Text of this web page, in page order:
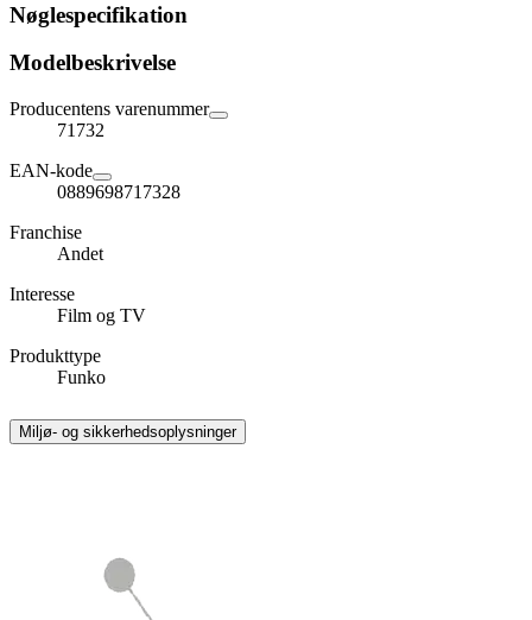
Nøglespecifikation
Modelbeskrivelse
Producentens varenummer
71732
EAN-kode
0889698717328
Franchise
Andet
Interesse
Film og TV
Produkttype
Funko
Miljø- og sikkerhedsoplysninger